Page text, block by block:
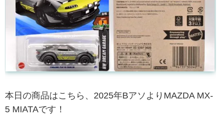
本日の商品はこちら、2025年BアソよりMAZDA MX-
5 MIATAです！